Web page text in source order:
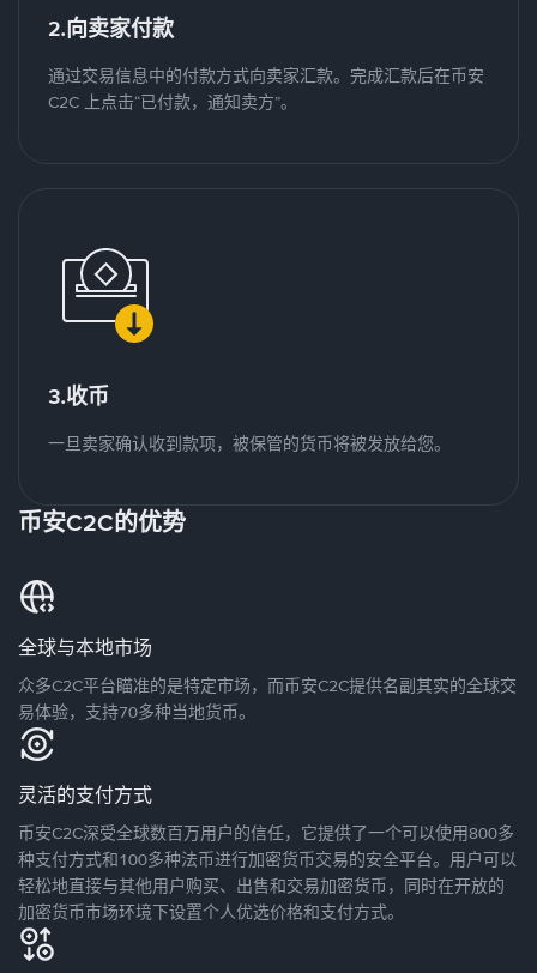
2.向卖家付款
通过交易信息中的付款方式向卖家汇款。完成汇款后在币安
C2C 上点击“已付款，通知卖方”。
3.收币
一旦卖家确认收到款项，被保管的货币将被发放给您。
币安C2C的优势
全球与本地市场
众多C2C平台瞄准的是特定市场，而币安C2C提供名副其实的全球交
易体验，支持70多种当地货币。
灵活的支付方式
币安C2C深受全球数百万用户的信任，它提供了一个可以使用800多
种支付方式和100多种法币进行加密货币交易的安全平台。用户可以
轻松地直接与其他用户购买、出售和交易加密货币，同时在开放的
加密货币市场环境下设置个人优选价格和支付方式。